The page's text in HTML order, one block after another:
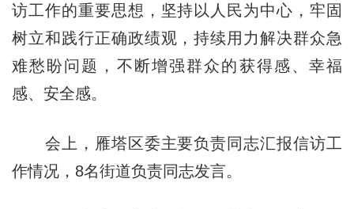
访工作的重要思想，坚持以人民为中心，牢固
树立和践行正确政绩观，持续用力解决群众急
难愁盼问题，不断增强群众的获得感、幸福
感、安全感。
会上，雁塔区委主要负责同志汇报信访工
作情况，8名街道负责同志发言。